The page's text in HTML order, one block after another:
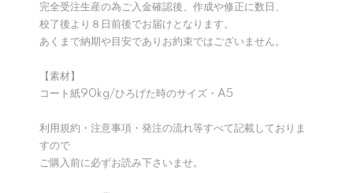
完全受注生産の為ご入金確認後、作成や修正に数日、
校了後より８日前後でお届けとなります。
あくまで納期や目安でありお約束ではございません。
【素材】
コート紙90kg/ひろげた時のサイズ・A5
利用規約・注意事項・発注の流れ等すべて記載しておりま
すので
ご購入前に必ずお読み下さいませ。